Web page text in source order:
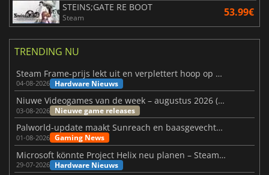
STEINS;GATE RE BOOT
Steam 53.99€
TRENDING NU
Steam Frame-prijs lekt uit en verplettert hoop op betaalbare VR
04-08-2026 Hardware Nieuws
Niuwe Videogames van de week – augustus 2026 (week 32)
03-08-2026 Nieuwe game releases
Palworld-update maakt Sunreach en baasgevechten stabieler
01-08-2026 Gaming News
Microsoft könnte Project Helix neu planen – Steam-Support wackelt
29-07-2026 Hardware Nieuws